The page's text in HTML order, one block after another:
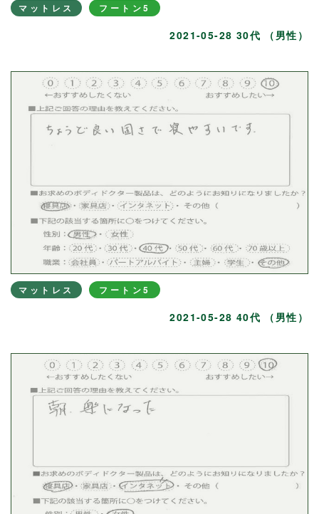
マットレス フートン5
2021-05-28 30代 （男性）
マットレス フートン5
2021-05-28 40代 （男性）